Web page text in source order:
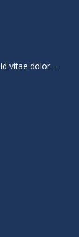
vitae dolor –